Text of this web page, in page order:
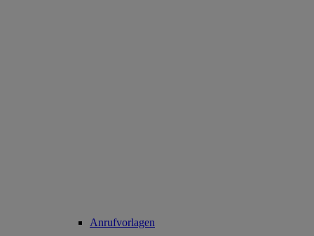
Anrufvorlagen